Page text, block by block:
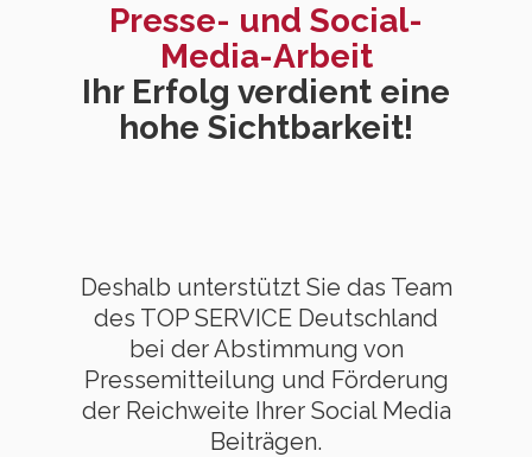
Presse- und Social-
Media-Arbeit
Ihr Erfolg verdient eine
hohe Sichtbarkeit!
Deshalb unterstützt Sie das Team
des TOP SERVICE Deutschland
bei der Abstimmung von
Pressemitteilung und Förderung
der Reichweite Ihrer Social Media
Beiträgen.